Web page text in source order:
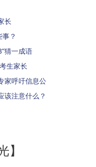
长
？
猜一成语
生家长
家呼吁信息公
该注意什么？
】